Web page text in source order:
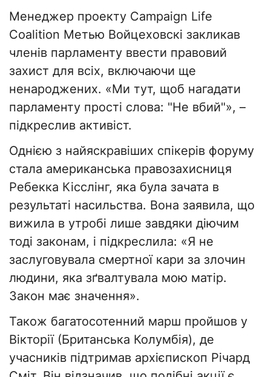
Менеджер проекту Campaign Life
Coalition Метью Войцеховскі закликав
членів парламенту ввести правовий
захист для всіх, включаючи ще
ненароджених. «Ми тут, щоб нагадати
парламенту прості слова: "Не вбий"», –
підкреслив активіст.
Однією з найяскравіших спікерів форуму
стала американська правозахисниця
Ребекка Кісслінг, яка була зачата в
результаті насильства. Вона заявила, що
вижила в утробі лише завдяки діючим
тоді законам, і підкреслила: «Я не
заслуговувала смертної кари за злочин
людини, яка зґвалтувала мою матір.
Закон має значення».
Також багатосотенний марш пройшов у
Вікторії (Британська Колумбія), де
учасників підтримав архієпископ Річард